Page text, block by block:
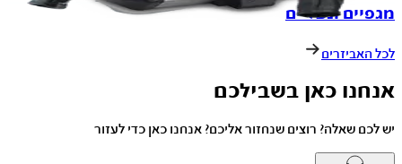
מגפיים ונעליים
לכל האביזרים
אנחנו כאן בשבילכם
יש לכם שאלה? רוצים שנחזור אליכם? אנחנו כאן כדי לעזור